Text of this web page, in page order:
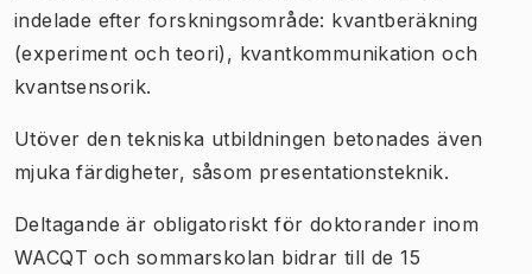
indelade efter forskningsområde: kvantberäkning
(experiment och teori), kvantkommunikation och
kvantsensorik.
Utöver den tekniska utbildningen betonades även
mjuka färdigheter, såsom presentationsteknik.
Deltagande är obligatoriskt för doktorander inom
WACQT och sommarskolan bidrar till de 15